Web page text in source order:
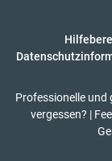
Professionelle und
vergessen? |